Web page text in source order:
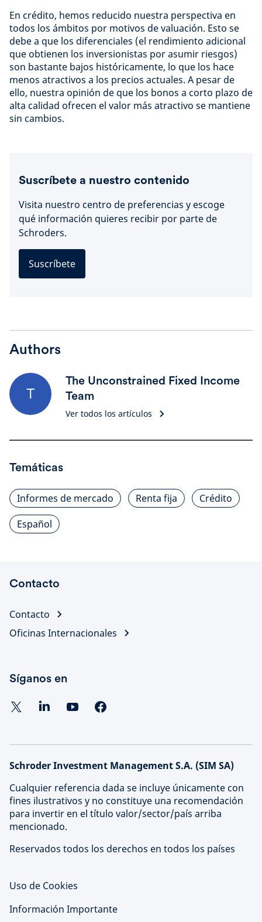
En crédito, hemos reducido nuestra perspectiva en
todos los ámbitos por motivos de valuación. Esto se
debe a que los diferenciales (el rendimiento adicional
que obtienen los inversionistas por asumir riesgos)
son bastante bajos históricamente, lo que los hace
menos atractivos a los precios actuales. A pesar de
ello, nuestra opinión de que los bonos a corto plazo de
alta calidad ofrecen el valor más atractivo se mantiene
sin cambios.
Suscríbete a nuestro contenido
Visita nuestro centro de preferencias y escoge
qué información quieres recibir por parte de
Schroders.
Suscríbete
Authors
T
The Unconstrained Fixed Income
Team
Ver todos los artículos
Temáticas
Informes de mercado Renta fija
Crédito
Español
Contacto
Contacto
Oficinas Internacionales
Síganos en
Schroder Investment Management S.A. (SIM SA)
Cualquier referencia dada se incluye únicamente con
fines ilustrativos y no constituye una recomendación
para invertir en el título valor/sector/país arriba
mencionado.
Reservados todos los derechos en todos los países
Uso de Cookies
Información Importante